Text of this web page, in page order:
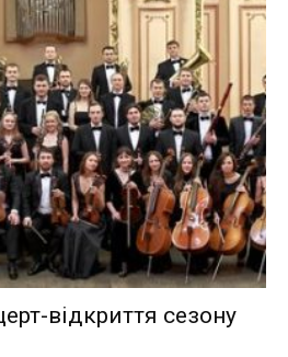
відкриття сезону